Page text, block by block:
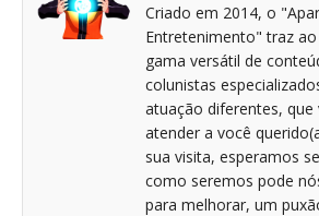
Criado em 2014, o
Entretenimento" traz
gama versátil de
colunistas
atuação diferentes,
atender a você
sua visita, esperamos
como seremos pode
para melhorar, um